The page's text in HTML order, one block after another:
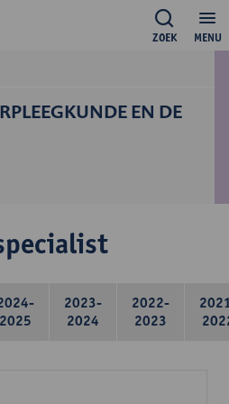
MENU
ZOEK
EN DE
2025
2023-
2024
2022-
2023